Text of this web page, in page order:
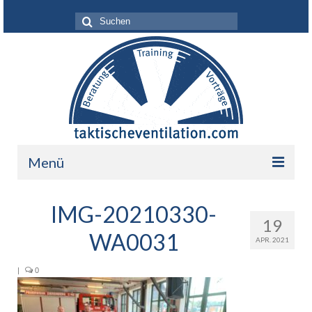
Suche
nach:
Menü
Referenzen
19
APR. 2021
IMG-20210330-
WA0031
| 0